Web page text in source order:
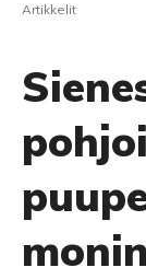
Artikkelit